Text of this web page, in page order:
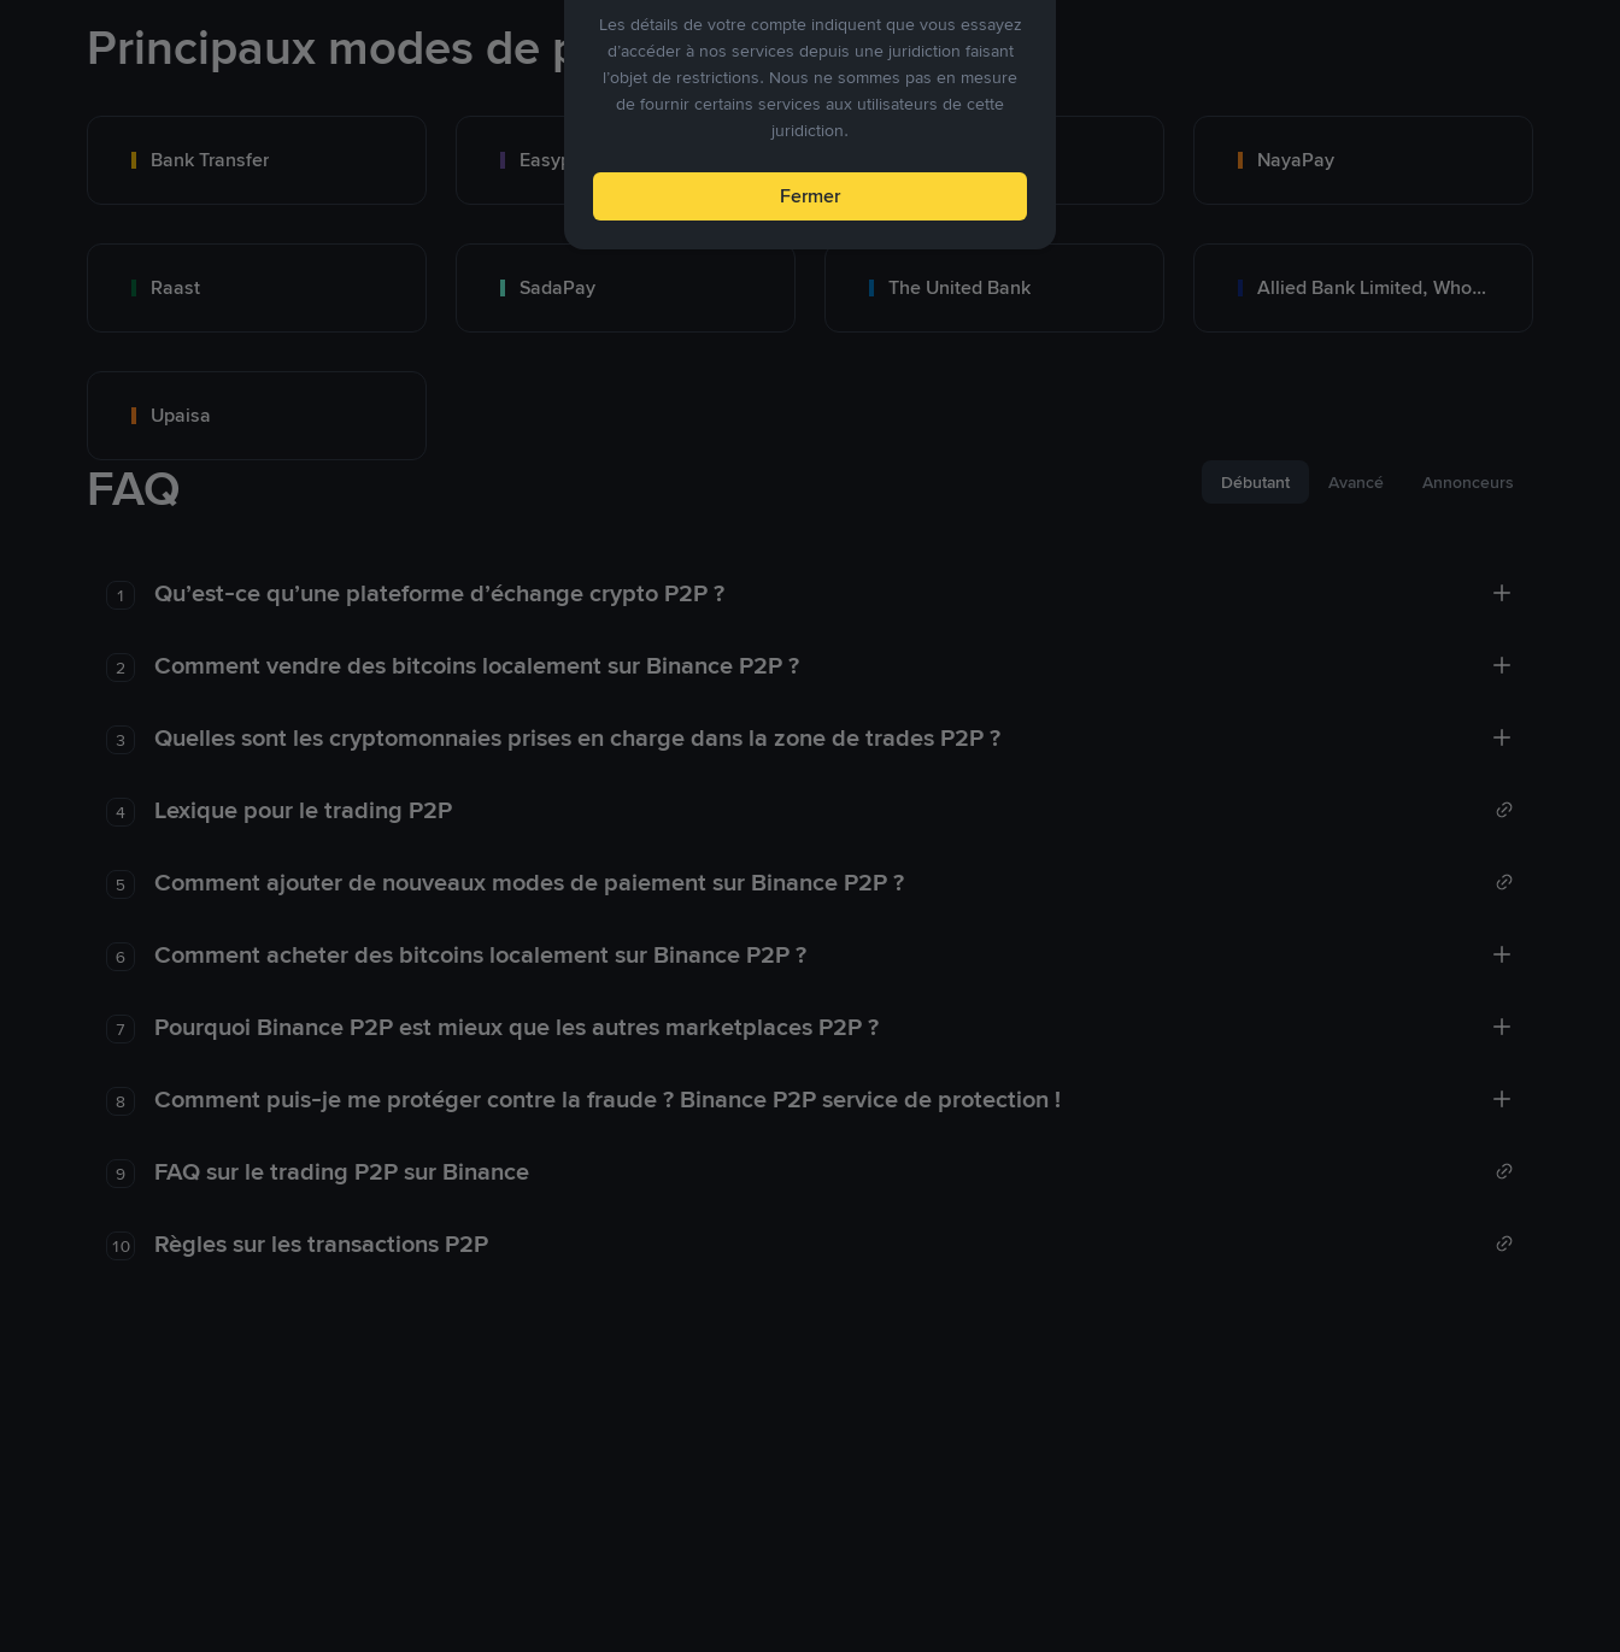
Principaux modes de paiement
Bank Transfer Easypaisa-PK Only NayaPay
Raast SadaPay The United Bank Allied Bank Limited, Wholesale Branch
Upaisa
FAQ Débutant Avancé Annonceurs
1 Qu’est-ce qu’une plateforme d’échange crypto P2P ?
2 Comment vendre des bitcoins localement sur Binance P2P ?
3 Quelles sont les cryptomonnaies prises en charge dans la zone de trades P2P ?
4 Lexique pour le trading P2P
5 Comment ajouter de nouveaux modes de paiement sur Binance P2P ?
6 Comment acheter des bitcoins localement sur Binance P2P ?
7 Pourquoi Binance P2P est mieux que les autres marketplaces P2P ?
8 Comment puis-je me protéger contre la fraude ? Binance P2P service de protection !
9 FAQ sur le trading P2P sur Binance
10 Règles sur les transactions P2P
Les détails de votre compte indiquent que vous essayez
d’accéder à nos services depuis une juridiction faisant
l’objet de restrictions. Nous ne sommes pas en mesure
de fournir certains services aux utilisateurs de cette
juridiction.
Fermer